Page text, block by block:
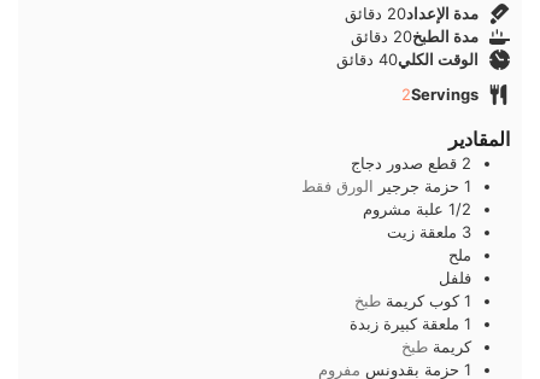
مدة الإعداد20 دقائق
دقائق
مدة الطبخ20 دقائق
دقائق
الوقت الكلي40دقائق
دقائق
Servings
2
المقادير
2 قطع صدور دجاج
1 حزمة جرجير الورق فقط
1/2 علبة مشروم
3 ملعقة زيت
ملح
فلفل
1 كوب كريمة طبخ
1 ملعقة كبيرة زبدة
كريمة طبخ
1 حزمة بقدونس مفروم